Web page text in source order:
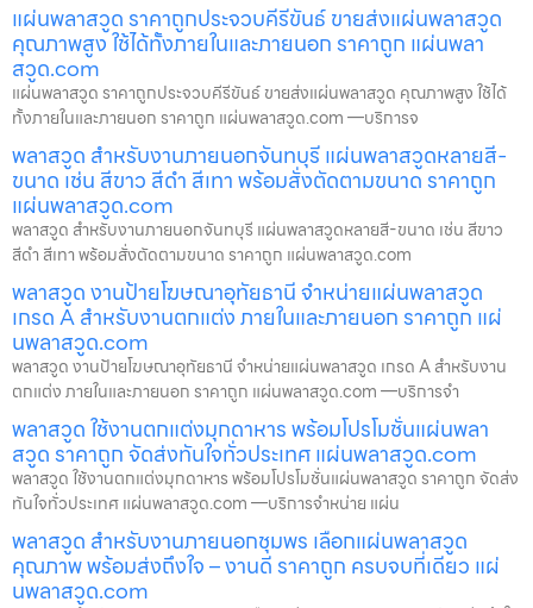
แผ่นพลาสวูด ราคาถูกประจวบคีรีขันธ์ ขายส่งแผ่นพลาสวูด
คุณภาพสูง ใช้ได้ทั้งภายในและภายนอก ราคาถูก แผ่นพลา
สวูด.com
แผ่นพลาสวูด ราคาถูกประจวบคีรีขันธ์ ขายส่งแผ่นพลาสวูด คุณภาพสูง ใช้ได้
ทั้งภายในและภายนอก ราคาถูก แผ่นพลาสวูด.com —บริการจ
พลาสวูด สำหรับงานภายนอกจันทบุรี แผ่นพลาสวูดหลายสี-
ขนาด เช่น สีขาว สีดำ สีเทา พร้อมสั่งตัดตามขนาด ราคาถูก
แผ่นพลาสวูด.com
พลาสวูด สำหรับงานภายนอกจันทบุรี แผ่นพลาสวูดหลายสี-ขนาด เช่น สีขาว
สีดำ สีเทา พร้อมสั่งตัดตามขนาด ราคาถูก แผ่นพลาสวูด.com
พลาสวูด งานป้ายโฆษณาอุทัยธานี จำหน่ายแผ่นพลาสวูด
เกรด A สำหรับงานตกแต่ง ภายในและภายนอก ราคาถูก แผ่
นพลาสวูด.com
พลาสวูด งานป้ายโฆษณาอุทัยธานี จำหน่ายแผ่นพลาสวูด เกรด A สำหรับงาน
ตกแต่ง ภายในและภายนอก ราคาถูก แผ่นพลาสวูด.com —บริการจำ
พลาสวูด ใช้งานตกแต่งมุกดาหาร พร้อมโปรโมชั่นแผ่นพลา
สวูด ราคาถูก จัดส่งทันใจทั่วประเทศ แผ่นพลาสวูด.com
พลาสวูด ใช้งานตกแต่งมุกดาหาร พร้อมโปรโมชั่นแผ่นพลาสวูด ราคาถูก จัดส่ง
ทันใจทั่วประเทศ แผ่นพลาสวูด.com —บริการจำหน่าย แผ่น
พลาสวูด สำหรับงานภายนอกชุมพร เลือกแผ่นพลาสวูด
คุณภาพ พร้อมส่งถึงใจ – งานดี ราคาถูก ครบจบที่เดียว แผ่
นพลาสวูด.com